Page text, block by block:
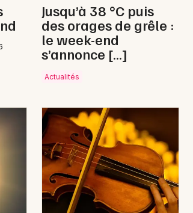
29 - Finistère
Choisir mes départements
email
Je m'abonne
Jusqu’à 38 °C puis
des orages de grêle :
le week-end
s’annonce […]
Actualités